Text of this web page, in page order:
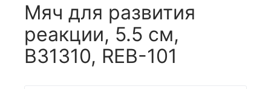
Мяч для развития
реакции, 5.5 см,
B31310, REB-101